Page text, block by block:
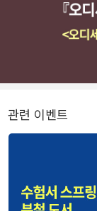
관련 이벤트